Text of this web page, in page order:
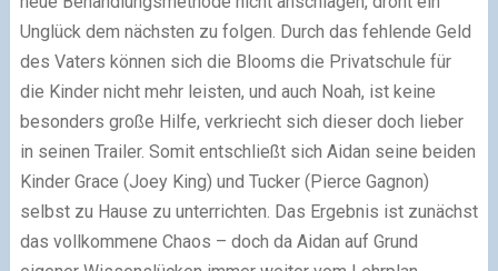
Unglück dem nächsten zu folgen. Durch das fehlende Geld
des Vaters können sich die Blooms die Privatschule für
die Kinder nicht mehr leisten, und auch Noah, ist keine
besonders große Hilfe, verkriecht sich dieser doch lieber
in seinen Trailer. Somit entschließt sich Aidan seine beiden
Kinder Grace (Joey King) und Tucker (Pierce Gagnon)
selbst zu Hause zu unterrichten. Das Ergebnis ist zunächst
das vollkommene Chaos – doch da Aidan auf Grund